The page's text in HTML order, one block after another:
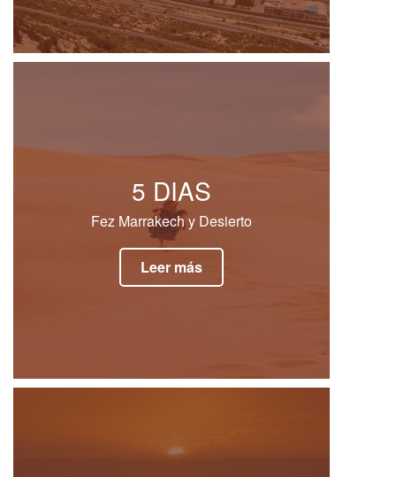
5 DIAS
Fez Marrakech y Desierto
Leer más